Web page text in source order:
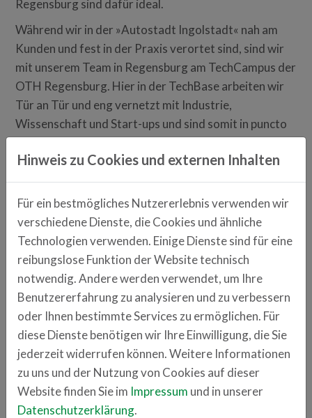
Regensburg sind dafür ideal.
Während wir in der »Autostadt Ingolstadt« nah am
Kunden und fest in der Praxis verortet sind, sind wir
mit unserem Team in Regensburg am TechCampus der
OTH Regensburg. Hier in der TechBase arbeiten wir
Tür an Tür und eng vernetzt mit Industrie,
Wissenschaft und Start-ups und sind somit in puncto
Puls der Zeit.
sdp.de
Anschrift
Franz-Mayer-Straße 1
93053 Regensburg
Ansprechpartner
Andreas Schüßler
+49 01511 9541431
a.schuessler
sdp.de
Hinweis zu Cookies und externen Inhalten
Für ein bestmögliches Nutzererlebnis verwenden wir
verschiedene Dienste, die Cookies und ähnliche
Technologien verwenden. Einige Dienste sind für eine
reibungslose Funktion der Website technisch
notwendig. Andere werden verwendet, um Ihre
Benutzererfahrung zu analysieren und zu verbessern
oder Ihnen bestimmte Services zu ermöglichen. Für
diese Dienste benötigen wir Ihre Einwilligung, die Sie
jederzeit widerrufen können. Weitere Informationen
zu uns und der Nutzung von Cookies auf dieser
Website finden Sie im Impressum und in unserer
Datenschutzerklärung.